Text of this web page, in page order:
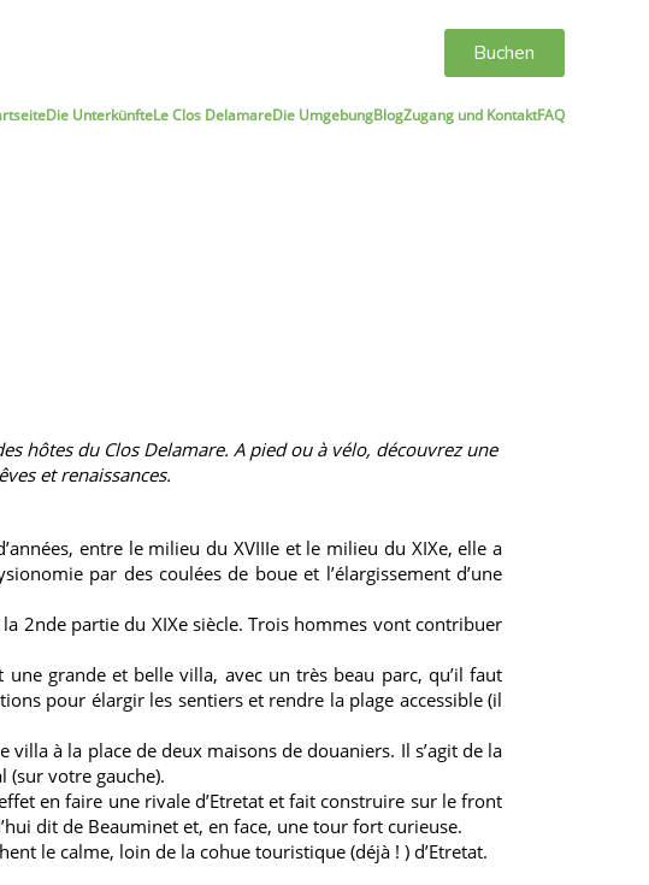
Buchen
Die UnterkünfteLe Clos DelamareDie UmgebungBlogZugang und KontaktFAQ
hôtes du Clos Delamare. A pied ou à vélo, découvrez une
et renaissances.
entre le milieu du XVIIIe et le milieu du XIXe, elle a
par des coulées de boue et l’élargissement d’une
2nde partie du XIXe siècle. Trois hommes vont contribuer
grande et belle villa, avec un très beau parc, qu’il faut
pour élargir les sentiers et rendre la plage accessible (il
à la place de deux maisons de douaniers. Il s’agit de la
(sur votre gauche).
en faire une rivale d’Etretat et fait construire sur le front
dit de Beauminet et, en face, une tour fort curieuse.
le calme, loin de la cohue touristique (déjà ! ) d’Etretat.